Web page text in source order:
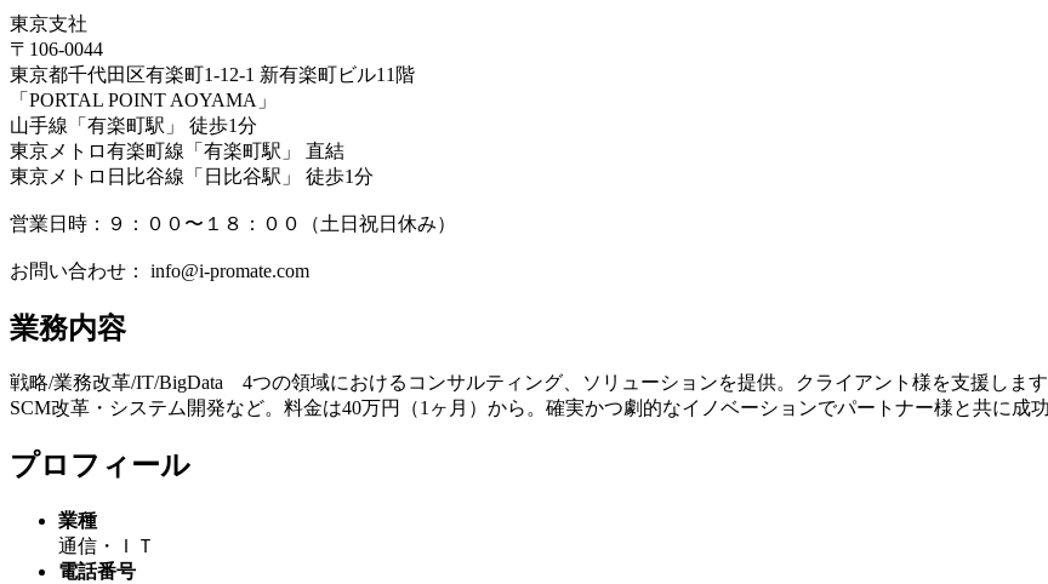
東京支社
〒106-0044
東京都千代田区有楽町1-12-1 新有楽町ビル11階
「PORTAL POINT AOYAMA」
山手線「有楽町駅」 徒歩1分
東京メトロ有楽町線「有楽町駅」 直結
東京メトロ日比谷線「日比谷駅」 徒歩1分
営業日時：９：００〜１８：００（土日祝日休み）
お問い合わせ： info@i-promate.com
業務内容
戦略/業務改革/IT/BigData 4つの領域におけるコンサルティング、ソリューションを提供。クライアント様を支援しま
SCM改革・システム開発など。料金は40万円（1ヶ月）から。確実かつ劇的なイノベーションでパートナー様と共に成
プロフィール
業種
通信・ＩＴ
電話番号